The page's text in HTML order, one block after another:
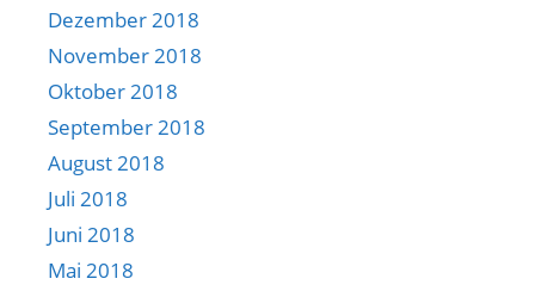
Dezember 2018
November 2018
Oktober 2018
September 2018
August 2018
Juli 2018
Juni 2018
Mai 2018